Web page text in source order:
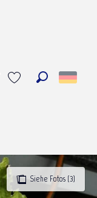
Siehe Fotos (3)